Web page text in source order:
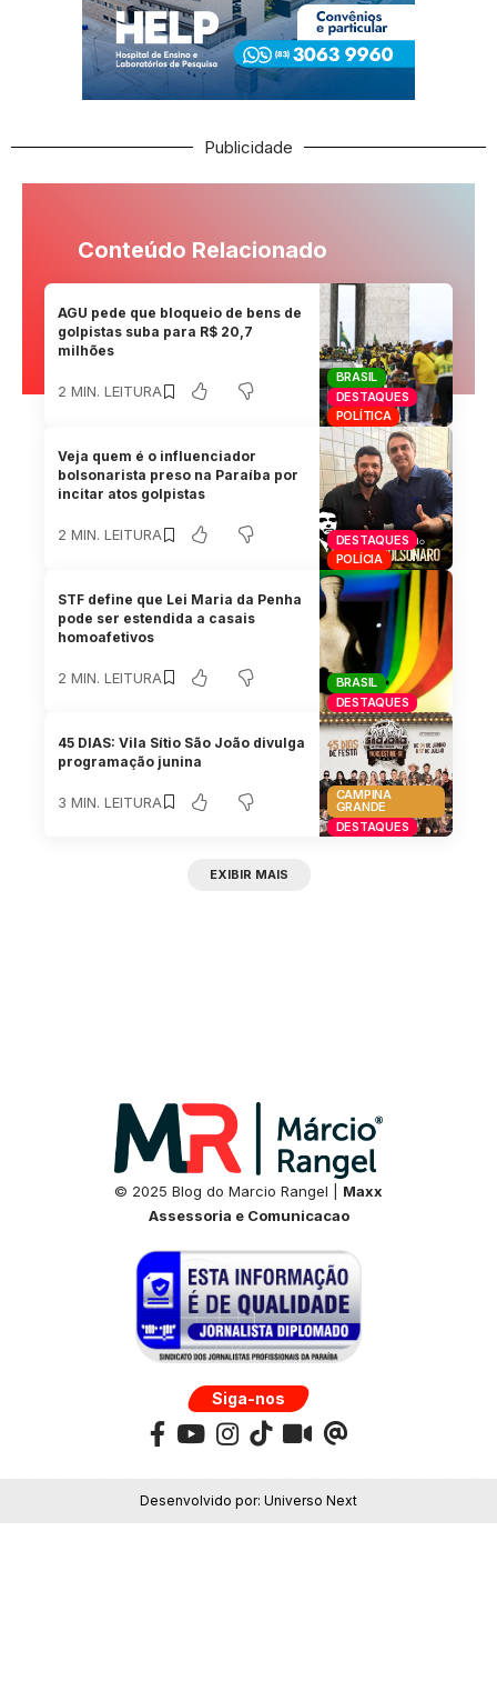
Publicidade
Conteúdo Relacionado
BRASIL
DESTAQUES
POLÍTICA
AGU pede que bloqueio de bens de
golpistas suba para R$ 20,7
milhões
2 MIN. LEITURA
DESTAQUES
POLÍCIA
Veja quem é o influenciador
bolsonarista preso na Paraíba por
incitar atos golpistas
2 MIN. LEITURA
BRASIL
DESTAQUES
STF define que Lei Maria da Penha
pode ser estendida a casais
homoafetivos
2 MIN. LEITURA
CAMPINA
GRANDE
DESTAQUES
45 DIAS: Vila Sítio São João divulga
programação junina
3 MIN. LEITURA
EXIBIR MAIS
© 2025 Blog do Marcio Rangel | Maxx
Assessoria e Comunicacao
Siga-nos
Desenvolvido por: Universo Next